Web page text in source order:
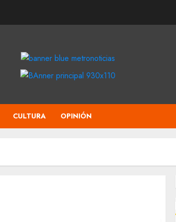
CULTURA OPINIÓN